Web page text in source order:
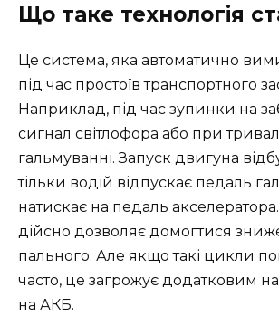
Що таке технологія
Це система, яка автоматично
під час простоїв транспортного
Наприклад, під час зупинки на
сигнал світлофора або при
гальмуванні. Запуск двигуна
тільки водій відпускає педаль
натискає на педаль
дійсно дозволяє домогтися
пального. Але якщо такі цикли
часто, це загрожує додатковим
на АКБ.